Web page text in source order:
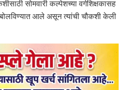
सोमवारी कल्पेशच्या वर्गशिक्षकासह
आले असून त्यांची चौकशी केली